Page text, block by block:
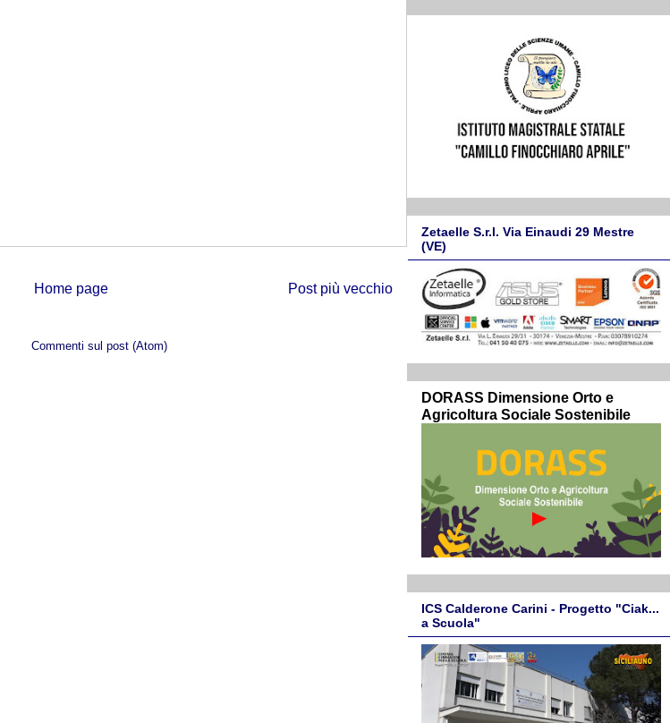
Post più vecchio
Home page
Commenti sul post (Atom)
Zetaelle S.r.l. Via Einaudi 29 Mestre
(VE)
DORASS Dimensione Orto e
Agricoltura Sociale Sostenibile
ICS Calderone Carini - Progetto "Ciak...
a Scuola"